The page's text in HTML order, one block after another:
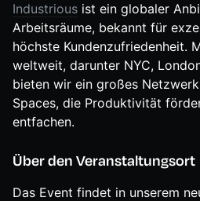
Industrious ist ein globaler
Arbeitsräume, bekannt für
höchste Kundenzufriedenheit.
weltweit, darunter NYC,
bieten wir ein großes
Spaces, die Produktivität
entfachen.
Über den Veranstaltungsort
Das Event findet in unserem